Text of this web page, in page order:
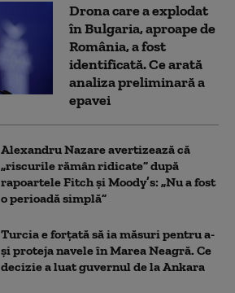
Drona care a explodat
în Bulgaria, aproape de
România, a fost
identificată. Ce arată
analiza preliminară a
epavei
Alexandru Nazare avertizează că
„riscurile rămân ridicate” după
rapoartele Fitch și Moody’s: „Nu a fost
o perioadă simplă”
Turcia e forțată să ia măsuri pentru a-
și proteja navele în Marea Neagră. Ce
decizie a luat guvernul de la Ankara